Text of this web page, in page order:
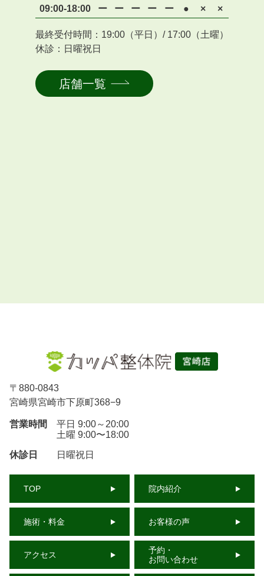
09:00-18:00 ー ー ー ー ー ● × ×
最終受付時間：19:00（平日）/ 17:00（土曜）
休診：日曜祝日
店舗一覧
〒 880-0843
宮崎県宮崎市下原町368−9
営業時間
平日 9:00～20:00
土曜 9:00〜18:00
休診日
日曜祝日
TOP 院内紹介
施術・料金 お客様の声
アクセス
予約・
お問い合わせ